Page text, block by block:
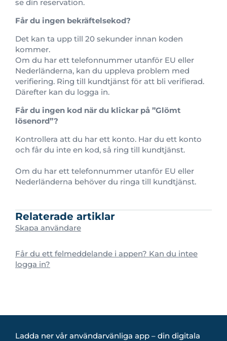
se din reservation.
Får du ingen bekräftelsekod?
Det kan ta upp till 20 sekunder innan koden
kommer.
Om du har ett telefonnummer utanför EU eller
Nederländerna, kan du uppleva problem med
verifiering. Ring till kundtjänst för att bli verifierad.
Därefter kan du logga in.
Får du ingen kod när du klickar på ”Glömt
lösenord”?
Kontrollera att du har ett konto. Har du ett konto
och får du inte en kod, så ring till kundtjänst.
Om du har ett telefonnummer utanför EU eller
Nederländerna behöver du ringa till kundtjänst.
Relaterade artiklar
Skapa användare
Får du ett felmeddelande i appen? Kan du intee
logga in?
Ladda ner vår användarvänliga app – din digitala